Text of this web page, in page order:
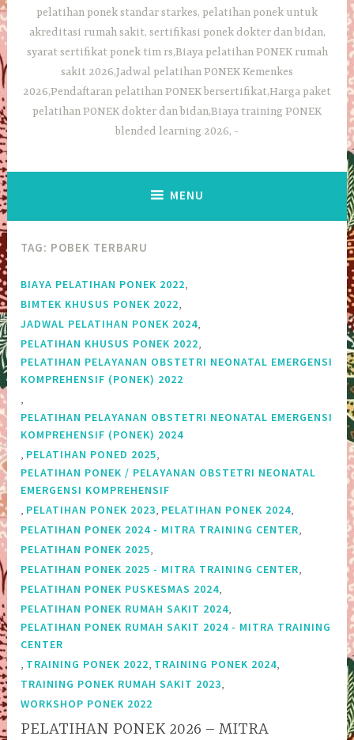
pelatihan ponek standar starkes, pelatihan ponek untuk
akreditasi rumah sakit, sertifikasi ponek dokter dan bidan,
syarat sertifikat ponek tim rs,Biaya pelatihan PONEK rumah
sakit 2026,Jadwal pelatihan PONEK Kemenkes
2026,Pendaftaran pelatihan PONEK bersertifikat,Harga paket
pelatihan PONEK dokter dan bidan,Biaya training PONEK
blended learning 2026,
MENU
TAG: POBEK TERBARU
BIAYA PELATIHAN PONEK 2022,
BIMTEK KHUSUS PONEK 2022,
JADWAL PELATIHAN PONEK 2024,
PELATIHAN KHUSUS PONEK 2022,
PELATIHAN PELAYANAN OBSTETRI NEONATAL EMERGENSI
KOMPREHENSIF (PONEK) 2022
,
PELATIHAN PELAYANAN OBSTETRI NEONATAL EMERGENSI
KOMPREHENSIF (PONEK) 2024
, PELATIHAN PONED 2025,
PELATIHAN PONEK / PELAYANAN OBSTETRI NEONATAL
EMERGENSI KOMPREHENSIF
, PELATIHAN PONEK 2023, PELATIHAN PONEK 2024,
PELATIHAN PONEK 2024 - MITRA TRAINING CENTER,
PELATIHAN PONEK 2025,
PELATIHAN PONEK 2025 - MITRA TRAINING CENTER,
PELATIHAN PONEK PUSKESMAS 2024,
PELATIHAN PONEK RUMAH SAKIT 2024,
PELATIHAN PONEK RUMAH SAKIT 2024 - MITRA TRAINING
CENTER
, TRAINING PONEK 2022, TRAINING PONEK 2024,
TRAINING PONEK RUMAH SAKIT 2023,
WORKSHOP PONEK 2022
PELATIHAN PONEK 2026 – MITRA